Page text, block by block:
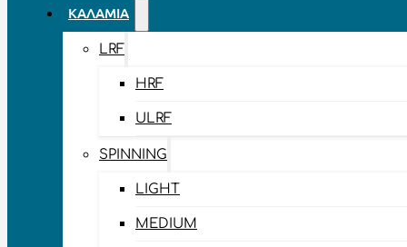
ΚΑΛΆΜΙΑ
LRF
HRF
ULRF
SPINNING
LIGHT
MEDIUM